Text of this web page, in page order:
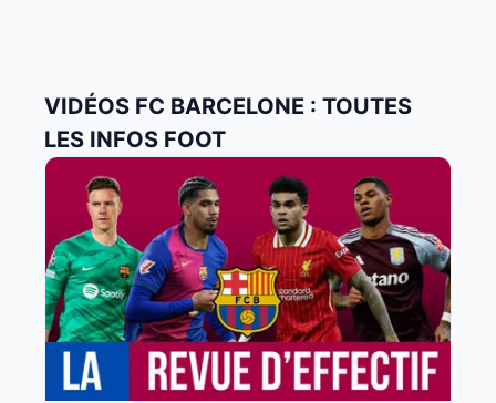
VIDÉOS FC BARCELONE : TOUTES
LES INFOS FOOT